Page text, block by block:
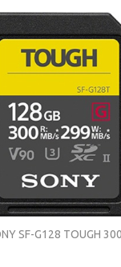
SF-G128 TOUGH